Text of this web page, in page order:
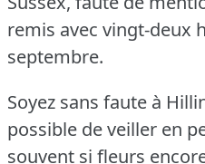
remis avec vingt-deux
septembre.
Soyez sans faute à
possible de veiller en
souvent si fleurs